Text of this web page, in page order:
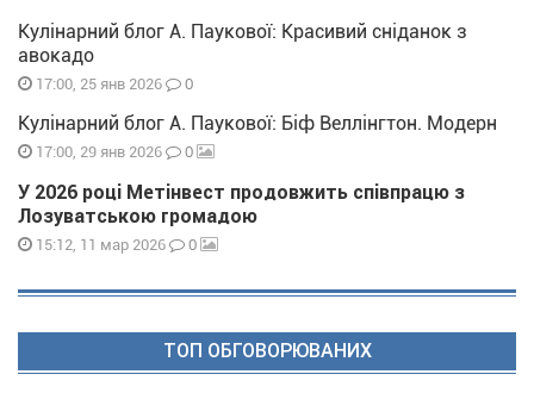
Кулінарний блог А. Паукової: Красивий сніданок з
авокадо
17:00, 25 янв 2026 0
Кулінарний блог А. Паукової: Біф Веллінгтон. Модерн
17:00, 29 янв 2026 0
У 2026 році Метінвест продовжить співпрацю з
Лозуватською громадою
15:12, 11 мар 2026 0
ТОП ОБГОВОРЮВАНИХ